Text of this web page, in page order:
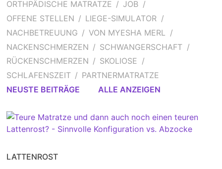
ORTHPÄDISCHE MATRATZE
JOB
OFFENE STELLEN
LIEGE-SIMULATOR
NACHBETREUUNG
VON MYESHA MERL
NACKENSCHMERZEN
SCHWANGERSCHAFT
RÜCKENSCHMERZEN
SKOLIOSE
SCHLAFENSZEIT
PARTNERMATRATZE
NEUSTE BEITRÄGE
ALLE ANZEIGEN
LATTENROST